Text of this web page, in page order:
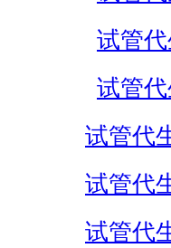
试管
试管
试管代
试管代
试管代